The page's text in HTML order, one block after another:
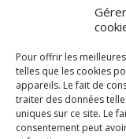
Pour offrir les
telles que les cookies
appareils. Le fait de
traiter des données
uniques sur ce site. Le
consentement peut en